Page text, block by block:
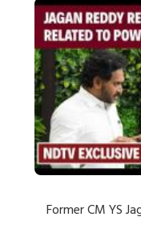
Former CM YS